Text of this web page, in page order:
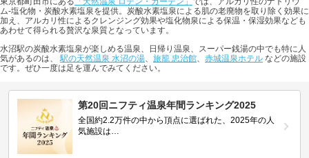
ム-塩化物・炭酸水素塩泉を提供。炭酸水素塩泉による肌の老廃物を取り除く効果に
加え、アルカリ性によるクレンジング効果や塩化物泉による保温・保湿効果なども
あわせて得られる贅沢な泉質となっています。
水沼駅の炭酸水素塩泉が楽しめる温泉、日帰り温泉、スーパー銭湯の中でも特に人
気があるのは、駅の天然温泉 水沼の湯、 旅籠 忠治館、 赤城温泉ホテル などの施設
です。ぜひ一度は足を運んでみてください。
第20回ニフティ温泉年間ランキング2025
全国約2.2万件の中から頂点に選ばれた、2025年の人
気施設は…